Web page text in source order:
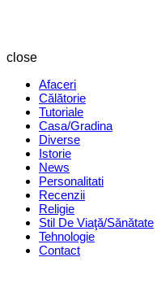
close
Afaceri
Călătorie
Tutoriale
Casa/Gradina
Diverse
Istorie
News
Personalitati
Recenzii
Religie
Stil De Viaţă/Sănătate
Tehnologie
Contact